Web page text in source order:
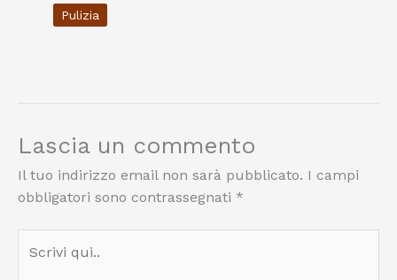
Pulizia
Lascia un commento
Il tuo indirizzo email non sarà pubblicato. I campi
obbligatori sono contrassegnati *
qui..